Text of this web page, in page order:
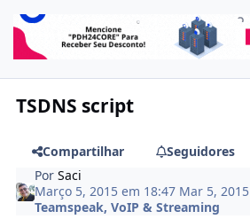
TSDNS script
Compartilhar
Seguidores
PorSaci
Março 5, 2015 em 18:47 Mar 5, 2015
Teamspeak, VoIP & Streaming